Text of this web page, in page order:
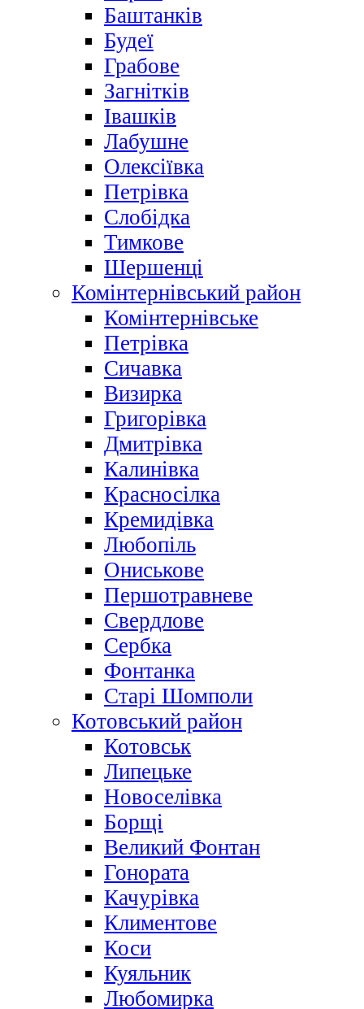
Баштанків
Будеї
Грабове
Загнітків
Івашків
Лабушне
Олексіївка
Петрівка
Слобідка
Тимкове
Шершенці
Комінтернівський район
Комінтернівське
Петрівка
Сичавка
Визирка
Григорівка
Дмитрівка
Калинівка
Красносілка
Кремидівка
Любопіль
Ониськове
Першотравневе
Свердлове
Сербка
Фонтанка
Старі Шомполи
Котовський район
Котовськ
Липецьке
Новоселівка
Борщі
Великий Фонтан
Гонората
Качурівка
Климентове
Коси
Куяльник
Любомирка